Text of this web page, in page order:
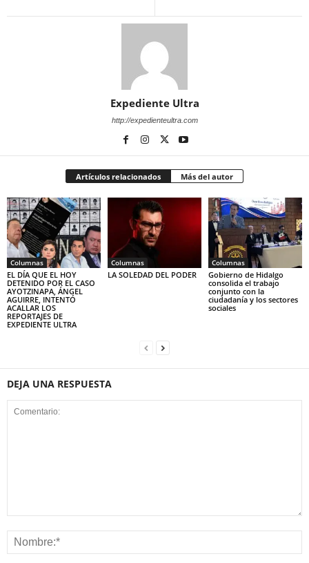
Expediente Ultra
http://expedienteultra.com
Artículos relacionados Más del autor
Columnas
EL DÍA QUE EL HOY
DETENIDO POR EL CASO
AYOTZINAPA, ÁNGEL
AGUIRRE, INTENTÓ
ACALLAR LOS
REPORTAJES DE
EXPEDIENTE ULTRA
Columnas
LA SOLEDAD DEL PODER
Columnas
Gobierno de Hidalgo
consolida el trabajo
conjunto con la
ciudadanía y los sectores
sociales
DEJA UNA RESPUESTA